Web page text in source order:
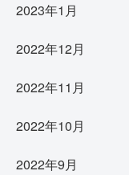
2023年1月
2022年12月
2022年11月
2022年10月
2022年9月